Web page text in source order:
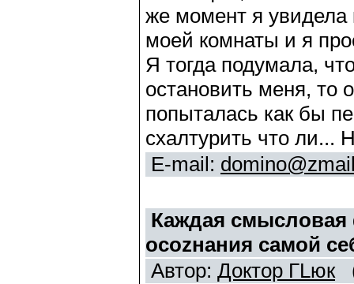
же момент я увидела
моей комнаты и я
Я тогда подумала,
остановить меня, то
попыталась как бы
схалтурить что ли...
E-mail:
Каждая
осоzнания самой
Автор: Доктор ГLюк(